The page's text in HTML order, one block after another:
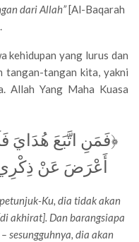
dari Allah”[Al-Baqarah
kehidupan yang lurus dan
tangan-tangan kita, yakni
Allah Yang Maha Kuasa
﴿فَمَنِ اتَّبَعَ هُدَايَ
أَعْرَضَ عَنْ ذِكْرِي
Ku, dia tidak akan
akhirat]. Dan barangsiapa
sesungguhnya, dia akan